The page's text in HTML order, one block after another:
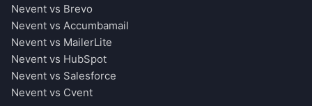
Nevent vs Brevo
Nevent vs Accumbamail
Nevent vs MailerLite
Nevent vs HubSpot
Nevent vs Salesforce
Nevent vs Cvent